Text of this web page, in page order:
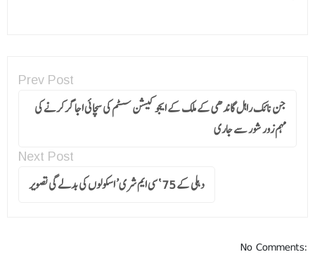
Prev Post
جن نائک راہل گاندھی کے ملک کے ایجوکیشن سسٹم کی سچائی اجاگر کرنے کی
مہم زور شور سے جاری
Next Post
دہلی کے 75 ‘سی ایم شری’ اسکولوں کی بدلے گی تصویر
No Comments: